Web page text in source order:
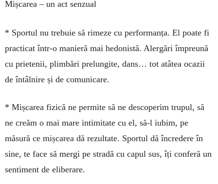
Mișcarea – un act senzual
* Sportul nu trebuie să rimeze cu performanța. El poate fi
practicat într-o manieră mai hedonistă. Aler­gări împreună
cu prietenii, plimbări prelungite, dans… tot atâtea ocazii
de întâlnire și de comunicare.
* Mișcarea fizică ne permite să ne descoperim trupul, să
ne creăm o mai mare in­timitate cu el, să-l iubim, pe
măsură ce mișcarea dă rezultate. Sportul dă încredere în
sine, te face să mergi pe stradă cu capul sus, îți con­feră un
sentiment de eliberare.